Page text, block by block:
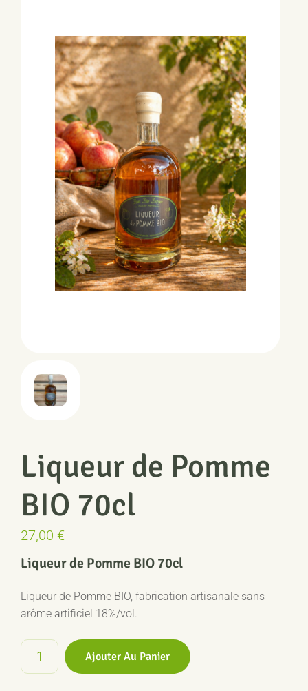
Liqueur de Pomme
BIO 70cl
27,00 €
Liqueur de Pomme BIO 70cl
Liqueur de Pomme BIO, fabrication artisanale sans
arôme artificiel 18%/vol.
quantité
Ajouter Au Panier